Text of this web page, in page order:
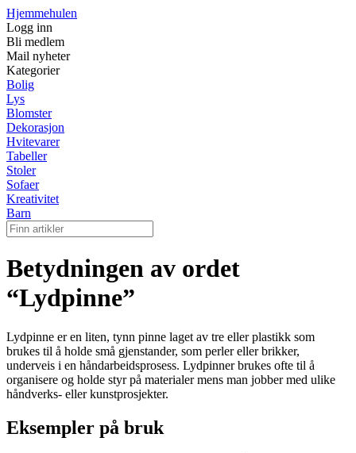
Hjemmehulen
Logg inn
Bli medlem
Mail nyheter
Kategorier
Bolig
Lys
Blomster
Dekorasjon
Hvitevarer
Tabeller
Stoler
Sofaer
Kreativitet
Barn
Betydningen av ordet
“Lydpinne”
Lydpinne er en liten, tynn pinne laget av tre eller plastikk som
brukes til å holde små gjenstander, som perler eller brikker,
underveis i en håndarbeidsprosess. Lydpinner brukes ofte til å
organisere og holde styr på materialer mens man jobber med ulike
håndverks- eller kunstprosjekter.
Eksempler på bruk